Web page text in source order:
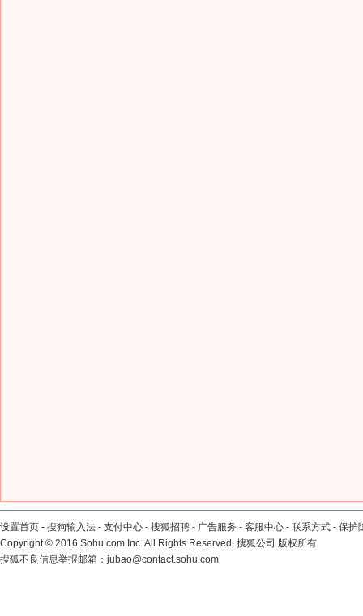
设置首页 - 搜狗输入法 - 支付中心 - 搜狐招聘 - 广告服务 - 客服中心 - 联系方式 - 保护
Copyright© 2016 Sohu.com Inc. All Rights Reserved. 搜狐公司 版权所有
搜狐不良信息举报邮箱： jubao@contact.sohu.com